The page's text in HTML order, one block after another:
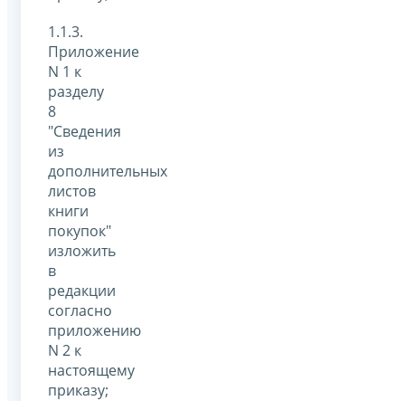
1.1.3.
Приложение
N 1 к
разделу
8
"Сведения
из
дополнительных
листов
книги
покупок"
изложить
в
редакции
согласно
приложению
N 2 к
настоящему
приказу;